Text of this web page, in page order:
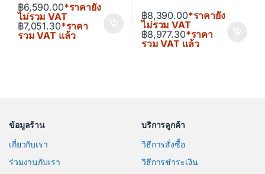
฿6,590.00*ราคายัง
ไม่รวม VAT
฿7,051.30*ราคา
รวม VAT แล้ว
฿8,390.00*ราคายัง
ไม่รวม VAT
฿8,977.30*ราคา
รวม VAT แล้ว
ข้อมูลร้าน
เกี่ยวกับเรา
ร่วมงานกับเรา
บริการลูกค้า
วิธีการสั่งซื้อ
วิธีการชำระเงิน